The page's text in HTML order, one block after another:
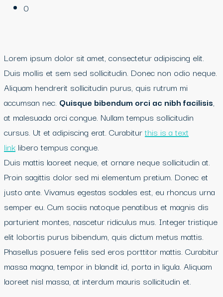
0
Lorem ipsum dolor sit amet, consectetur adipiscing elit.
Duis mollis et sem sed sollicitudin. Donec non odio neque.
Aliquam hendrerit sollicitudin purus, quis rutrum mi
accumsan nec. Quisque bibendum orci ac nibh facilisis,
at malesuada orci congue. Nullam tempus sollicitudin
cursus. Ut et adipiscing erat. Curabiturthis is a text
link libero tempus congue.
Duis mattis laoreet neque, et ornare neque sollicitudin at.
Proin sagittis dolor sed mi elementum pretium. Donec et
justo ante. Vivamus egestas sodales est, eu rhoncus urna
semper eu. Cum sociis natoque penatibus et magnis dis
parturient montes, nascetur ridiculus mus. Integer tristique
elit lobortis purus bibendum, quis dictum metus mattis.
Phasellus posuere felis sed eros porttitor mattis. Curabitur
massa magna, tempor in blandit id, porta in ligula. Aliquam
laoreet nisl massa, at interdum mauris sollicitudin et.